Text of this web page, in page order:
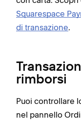
Squarespace
di transazione.
rimborsi
Puoi controllare
nel pannello